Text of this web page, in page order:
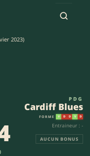
2023)
PDG
Cardiff Blues
FORME V D D V D
Entraineur : -
AUCUN BONUS